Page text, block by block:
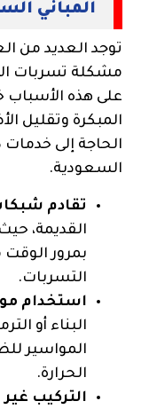
المباني
توجد العديد من
مشكلة تسربات
على هذه
المبكرة وتقليل
الحاجة إلى
السعودية.
تقادم
القديمة،
بمرور
التسربات.
استخدام
البناء أو
المواسير
الحرارة.
التركيب